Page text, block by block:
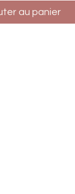
au panier